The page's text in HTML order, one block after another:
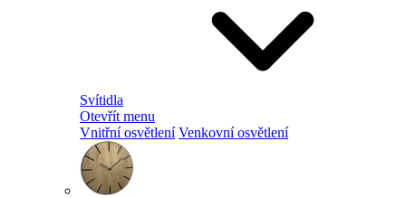
Svítidla
Otevřít menu
Vnitřní osvětlení Venkovní osvětlení